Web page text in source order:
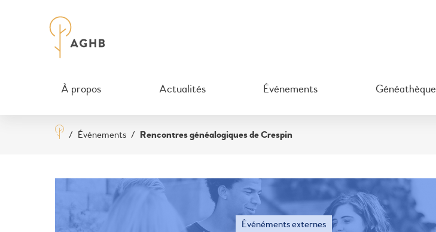
À propos Actualités Événements Généathèque
/ Événements / Rencontres généalogiques de Crespin
Événéments externes